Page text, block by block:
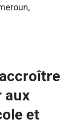
,
aux
et